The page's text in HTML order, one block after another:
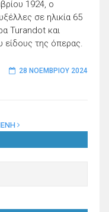
1924, ο
σε ηλικία 65
Turandot και
είδους της όπερας.
28 ΝΟΕΜΒΡΊΟΥ 2024